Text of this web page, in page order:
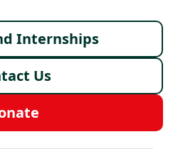
Internships
Us